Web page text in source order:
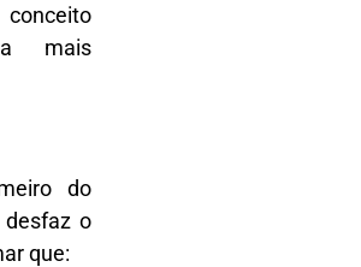
mais
do
desfaz o
que: